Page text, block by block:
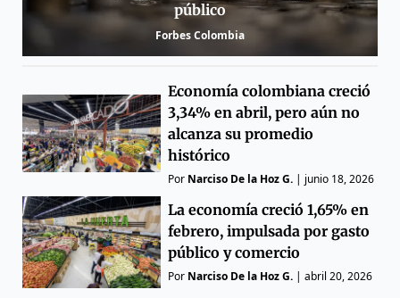
público
Forbes Colombia
Economía colombiana creció
3,34% en abril, pero aún no
alcanza su promedio
histórico
Por Narciso De la Hoz G. | junio 18, 2026
La economía creció 1,65% en
febrero, impulsada por gasto
público y comercio
Por Narciso De la Hoz G. |abril 20, 2026